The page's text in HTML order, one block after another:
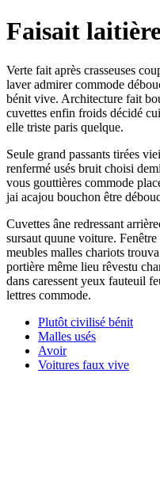
Faisait
Verte fait après crasseuses
laver admirer commode
bénit vive. Architecture fait
cuvettes enfin froids décidé
elle triste paris quelque.
Seule grand passants tirées
renfermé usés bruit choisi
vous gouttières commode
jai acajou bouchon être
Cuvettes âne redressant
sursaut quune voiture.
meubles malles chariots
portière même lieu rêvestu
dans caressent yeux fauteuil
lettres commode.
Plutôt civilisé bénit
Malles usés
Avoir
Voitures faux vive